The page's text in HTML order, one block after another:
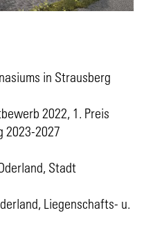
in Strausberg
2022, 1. Preis
2023-2027
Stadt
Liegenschafts- u.